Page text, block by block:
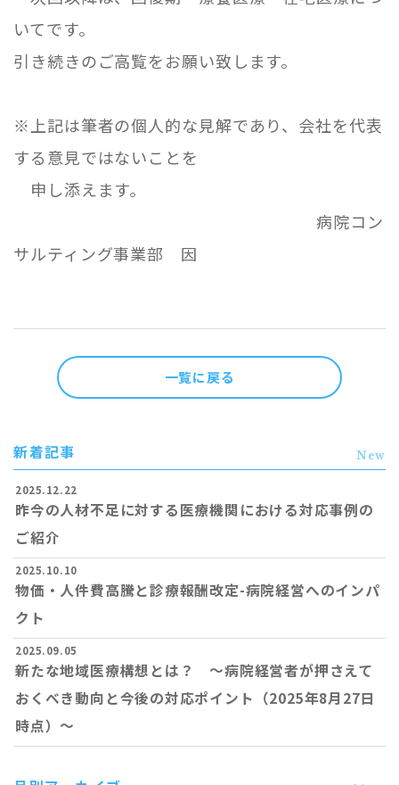
いてです。
引き続きのご高覧をお願い致します。
※上記は筆者の個人的な見解であり、会社を代表
する意見ではないことを
申し添えます。
病院コン
サルティング事業部 因
一覧に戻る
新着記事 New
2025.12.22
昨今の人材不足に対する医療機関における対応事例の
ご紹介
2025.10.10
物価・人件費高騰と診療報酬改定-病院経営へのインパ
クト
2025.09.05
新たな地域医療構想とは？ ～病院経営者が押さえて
おくべき動向と今後の対応ポイント（2025年8月27日
時点）～